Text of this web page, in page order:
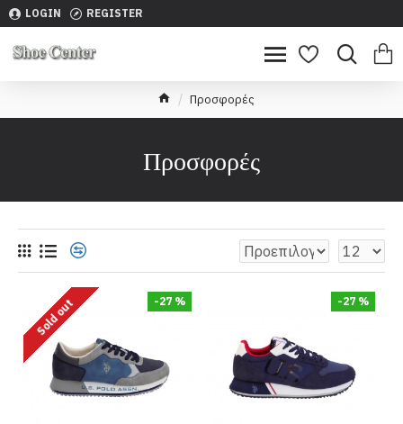
LOGIN REGISTER
Προσφορές
Προσφορές
-27 %
Sold out -27 %